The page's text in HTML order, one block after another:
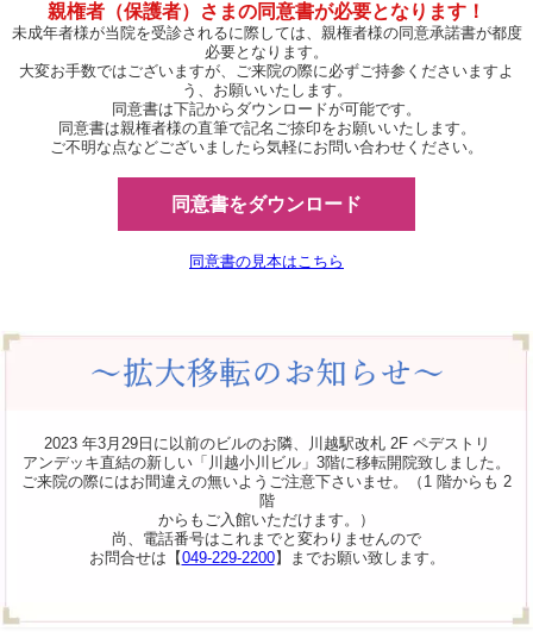
親権者（保護者）さまの同意書が必要となります！
未成年者様が当院を受診されるに際しては、親権者様の同意承諾書が都度
必要となります。
大変お手数ではございますが、ご来院の際に必ずご持参くださいますよ
う、お願いいたします。
同意書は下記からダウンロードが可能です。
同意書は親権者様の直筆で記名ご捺印をお願いいたします。
ご不明な点などございましたら気軽にお問い合わせください。
同意書をダウンロード
同意書の見本はこちら
2023 年3月29日に以前のビルのお隣、川越駅改札 2F ペデストリ
アンデッキ直結の新しい「川越小川ビル」3階に移転開院致しました。
ご来院の際にはお間違えの無いようご注意下さいませ。（1 階からも 2
階
からもご入館いただけます。）
尚、電話番号はこれまでと変わりませんので
お問合せは【049-229-2200】までお願い致します。